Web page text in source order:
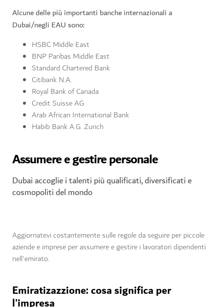
Alcune delle più importanti banche internazionali a
Dubai/negli EAU sono:
HSBC Middle East
BNP Paribas Middle East
Standard Chartered Bank
Citibank N.A.
Royal Bank of Canada
Credit Suisse AG
Arab African International Bank
Habib Bank A.G. Zurich
Assumere e gestire personale
Dubai accoglie i talenti più qualificati, diversificati e
cosmopoliti del mondo
Aggiornatevi costantemente sulle regole da seguire per piccole
aziende e imprese per assumere e gestire i lavoratori dipendenti
nell'emirato.
Emiratizazzione: cosa significa per